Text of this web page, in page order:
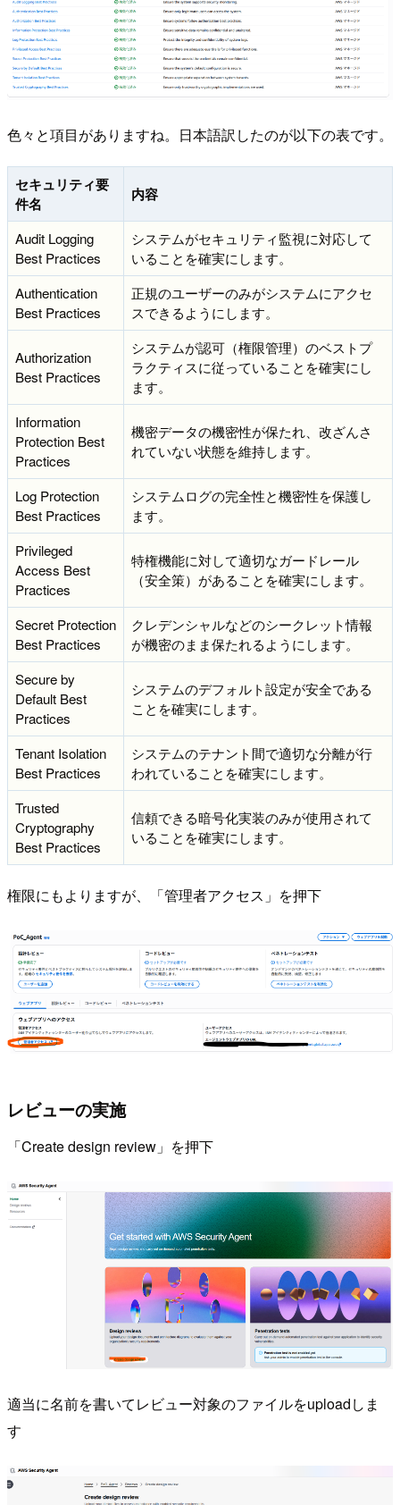
色々と項目がありますね。日本語訳したのが以下の表です。
セキュリティ要
件名
内容
Audit Logging
Best Practices
システムがセキュリティ監視に対応して
いることを確実にします。
Authentication
Best Practices
正規のユーザーのみがシステムにアクセ
スできるようにします。
Authorization
Best Practices
システムが認可（権限管理）のベストプ
ラクティスに従っていることを確実にし
ます。
Information
Protection Best
Practices
機密データの機密性が保たれ、改ざんさ
れていない状態を維持します。
Log Protection
Best Practices
システムログの完全性と機密性を保護し
ます。
Privileged
Access Best
Practices
特権機能に対して適切なガードレール
（安全策）があることを確実にします。
Secret Protection
Best Practices
クレデンシャルなどのシークレット情報
が機密のまま保たれるようにします。
Secure by
Default Best
Practices
システムのデフォルト設定が安全である
ことを確実にします。
Tenant Isolation
Best Practices
システムのテナント間で適切な分離が行
われていることを確実にします。
Trusted
Cryptography
Best Practices
信頼できる暗号化実装のみが使用されて
いることを確実にします。
権限にもよりますが、「管理者アクセス」を押下
レビューの実施
「Create design review」を押下
適当に名前を書いてレビュー対象のファイルをuploadしま
す